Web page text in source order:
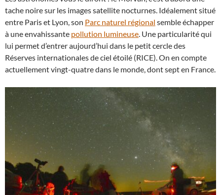
tache noire sur les images satellite nocturnes. Idéalement situé
entre Paris et Lyon, son Parc naturel régional semble échapper
à une envahissante pollution lumineuse . Une particularité qui
lui permet d’entrer aujourd’hui dans le petit cercle des
Réserves internationales de ciel étoilé (RICE). On en compte
actuellement vingt-quatre dans le monde, dont sept en France.